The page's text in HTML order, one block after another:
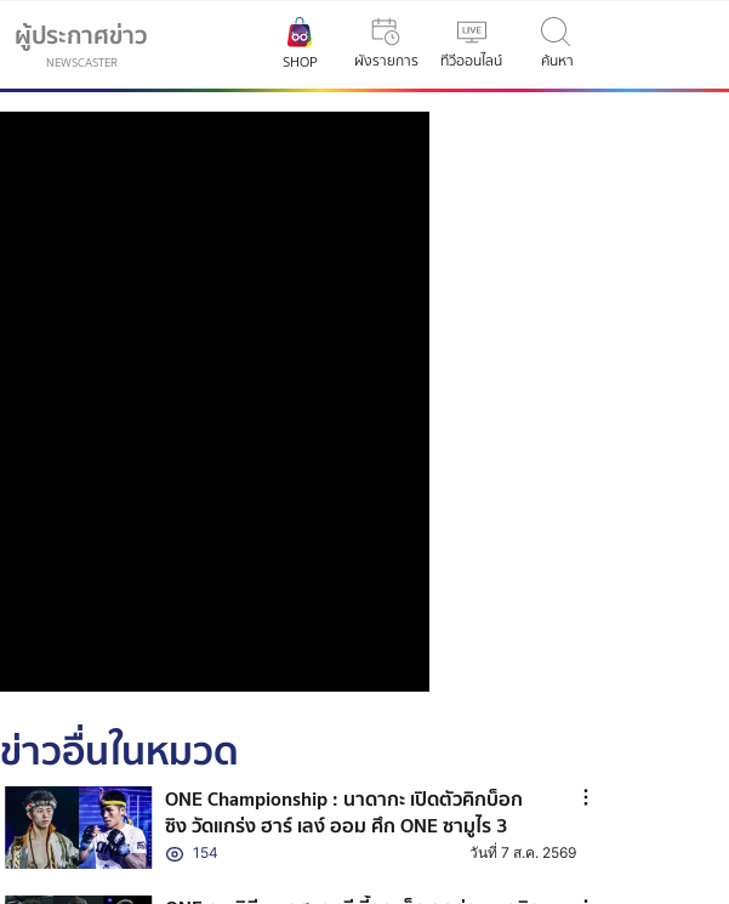
ผู้ประกาศข่าว
NEWSCASTER SHOP ผังรายการ ทีวีออนไลน์ ค้นหา
ข่าวอื่นในหมวด
ONE Championship : นาดากะ เปิดตัวคิกบ็อก
ซิง วัดแกร่ง ฮาร์ เลง์ ออม ศึก ONE ซามูไร 3
154 วันที่ 7 ส.ค. 2569